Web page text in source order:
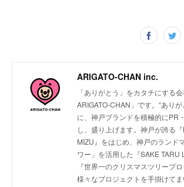
ARIGATO-CHAN inc.
「ありがとう」をカタチにする
ARIGATO-CHAN」です。“ありが
に、神戸ブランドを積極的にPR
し、盛り上げます。神戸が誇る
MIZU』をはじめ、神戸のランド
ワー」を活用した『SAKE TARU
『世界一のクリスマスツリープ
様々なプロジェクトを手掛けてま